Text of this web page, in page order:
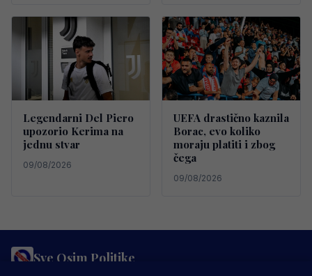
Legendarni Del Piero
upozorio Kerima na
jednu stvar
09/08/2026
UEFA drastično kaznila
Borac, evo koliko
moraju platiti i zbog
čega
09/08/2026
Sve Osim Politike